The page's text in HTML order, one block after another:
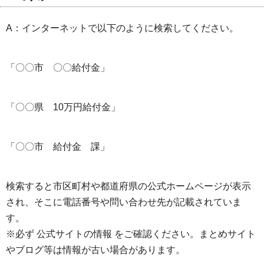
A：インターネットで以下のように検索してください。
「〇〇市 〇〇給付金」
「〇〇県 10万円給付金」
「〇〇市 給付金 課」
検索すると市区町村や都道府県の公式ホームページが表示
され、そこに電話番号や問い合わせ先が記載されていま
す。
※必ず 公式サイトの情報 をご確認ください。まとめサイト
やブログ等は情報が古い場合があります。